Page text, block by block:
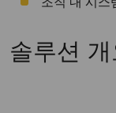
솔루션 개